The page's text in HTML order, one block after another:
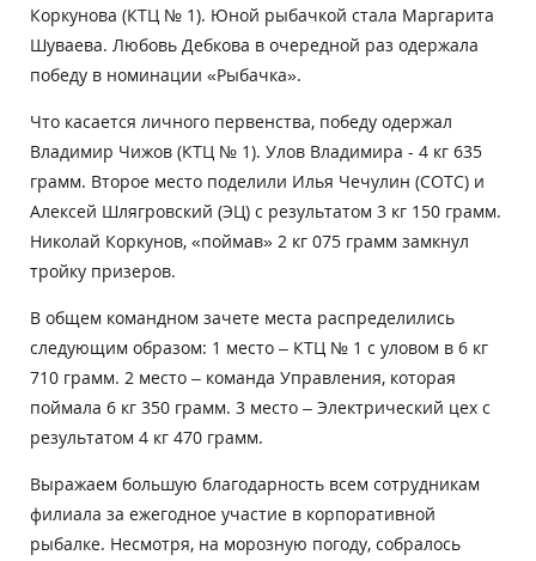
Коркунова (КТЦ № 1). Юной рыбачкой стала Маргарита
Шуваева. Любовь Дебкова в очередной раз одержала
победу в номинации «Рыбачка».
Что касается личного первенства, победу одержал
Владимир Чижов (КТЦ № 1). Улов Владимира - 4 кг 635
грамм. Второе место поделили Илья Чечулин (СОТС) и
Алексей Шлягровский (ЭЦ) с результатом 3 кг 150 грамм.
Николай Коркунов, «поймав» 2 кг 075 грамм замкнул
тройку призеров.
В общем командном зачете места распределились
следующим образом: 1 место – КТЦ № 1 с уловом в 6 кг
710 грамм. 2 место – команда Управления, которая
поймала 6 кг 350 грамм. 3 место – Электрический цех с
результатом 4 кг 470 грамм.
Выражаем большую благодарность всем сотрудникам
филиала за ежегодное участие в корпоративной
рыбалке. Несмотря, на морозную погоду, собралось